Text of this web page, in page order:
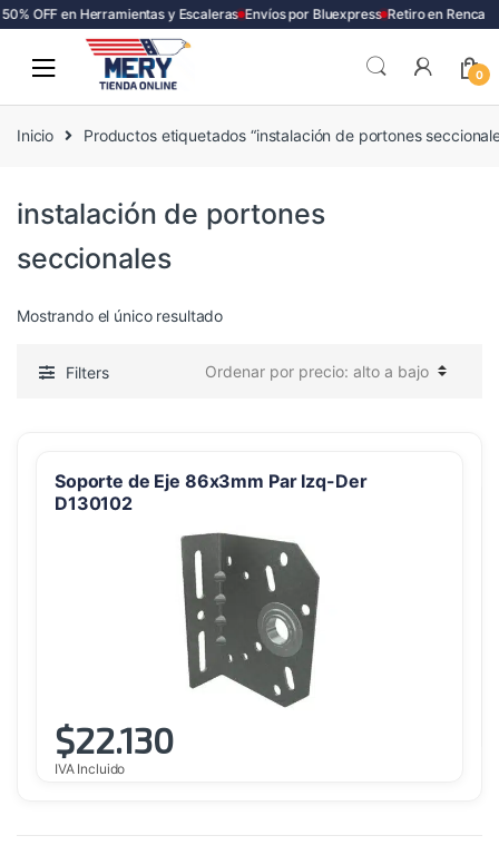
OFF en Herramientas y Escaleras Envíos por Bluexpress Retiro en Renca
0
Inicio Productos etiquetados “instalación de portones
instalación de portones
seccionales
Mostrando el único resultado
Filters
Soporte de Eje 86x3mm Par Izq-Der
D130102
$22.130
IVA Incluido